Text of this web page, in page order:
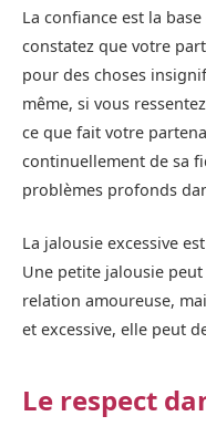
La confiance est la
constatez que votre
pour des choses
même, si vous
ce que fait votre
continuellement de sa
problèmes profonds
La jalousie excessive
Une petite jalousie
relation amoureuse,
et excessive, elle peut
Le respect